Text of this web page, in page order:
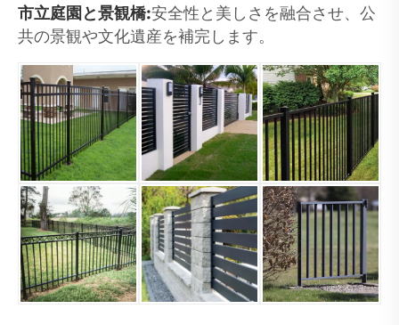
市立庭園と景観橋:安全性と美しさを融合させ、公
共の景観や文化遺産を補完します。